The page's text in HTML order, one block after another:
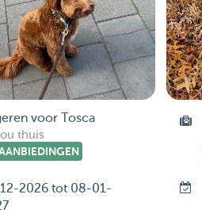
voor Tosca
thuis
2026 tot 08-01-